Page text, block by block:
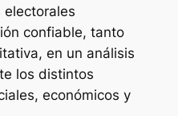
electorales
confiable, tanto
en un análisis
los distintos
económicos y